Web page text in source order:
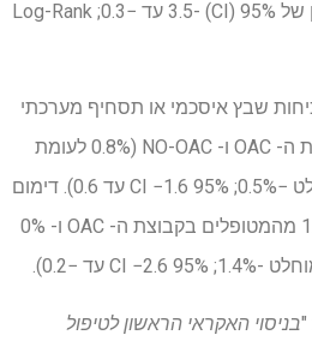
מוחלט -1.9%; מרווח ביטחון של 95% (CI) -3.5 עד −0.3; Log-Rank
שבץ איסכמי או תסחיף מערכתי
לאחר 24 חודשים בין קבוצות ה- OAC ו- NO-OAC (0.8% לעומת
0.3%, בהתאמה; הבדל מוחלט −0.5%; 95% CI −1.6 עד 0.6). דימום
משמעותי התרחש אצל 1.4% מהמטופלים בקבוצת ה- OAC ו- 0%
"בניסוי האקראי הראשון לטיפול